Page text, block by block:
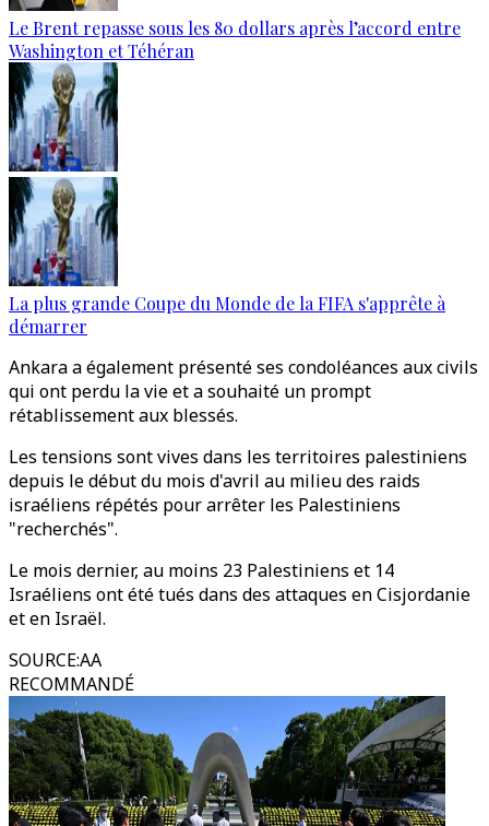
Le Brent repasse sous les 80 dollars après l’accord entre
Washington et Téhéran
La plus grande Coupe du Monde de la FIFA s'apprête à
démarrer
Ankara a également présenté ses condoléances aux civils
qui ont perdu la vie et a souhaité un prompt
rétablissement aux blessés.
Les tensions sont vives dans les territoires palestiniens
depuis le début du mois d'avril au milieu des raids
israéliens répétés pour arrêter les Palestiniens
"recherchés".
Le mois dernier, au moins 23 Palestiniens et 14
Israéliens ont été tués dans des attaques en Cisjordanie
et en Israël.
SOURCE:AA
RECOMMANDÉ